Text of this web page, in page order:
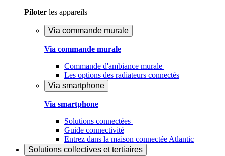
Piloter les appareils
Via commande murale
Via commande murale
Commande d'ambiance murale
Les options des radiateurs connectés
Via smartphone
Via smartphone
Solutions connectées
Guide connectivité
Entrez dans la maison connectée Atlantic
Solutions collectives et tertiaires